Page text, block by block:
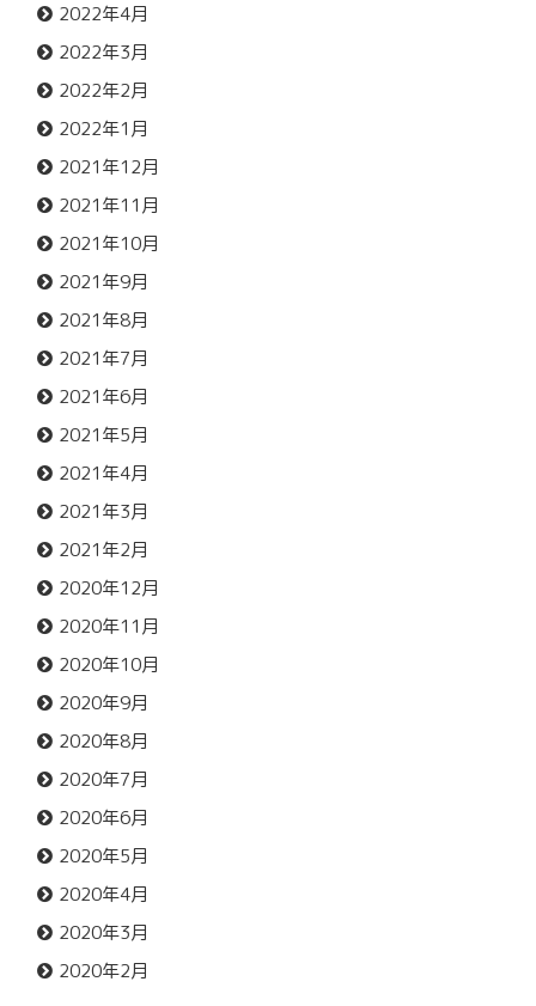
2022年4月
2022年3月
2022年2月
2022年1月
2021年12月
2021年11月
2021年10月
2021年9月
2021年8月
2021年7月
2021年6月
2021年5月
2021年4月
2021年3月
2021年2月
2020年12月
2020年11月
2020年10月
2020年9月
2020年8月
2020年7月
2020年6月
2020年5月
2020年4月
2020年3月
2020年2月